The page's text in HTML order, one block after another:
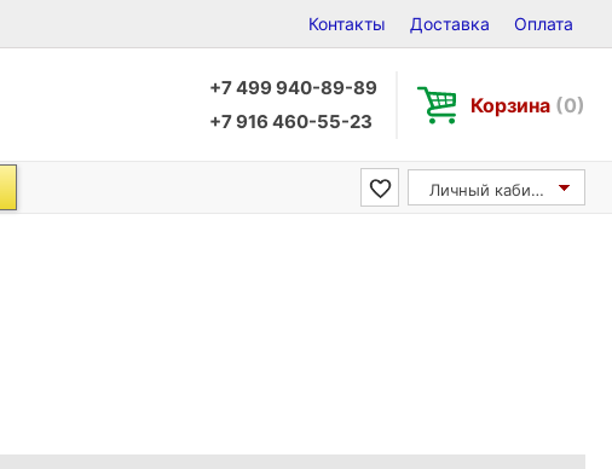
Контакты Доставка Оплата
+7 499 940-89-89
+7 916 460-55-23
Корзина (0)
Личный кабинет